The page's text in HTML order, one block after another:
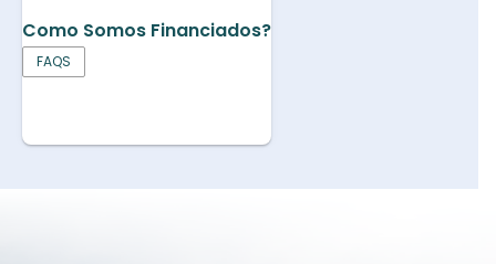
Como Somos Financiados?
FAQS